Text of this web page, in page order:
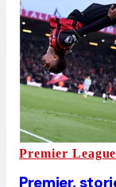
Premier League
Premier,